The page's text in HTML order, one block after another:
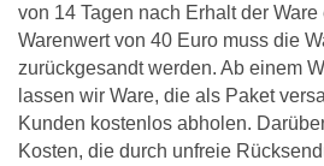
von 14 Tagen nach Erhalt der
Warenwert von 40 Euro muss die
zurückgesandt werden. Ab einem
lassen wir Ware, die als Paket
Kunden kostenlos abholen.
Kosten, die durch unfreie